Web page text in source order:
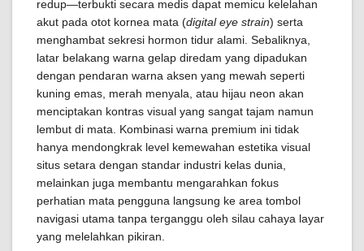
redup—terbukti secara medis dapat memicu kelelahan
akut pada otot kornea mata (digital eye strain) serta
menghambat sekresi hormon tidur alami. Sebaliknya,
latar belakang warna gelap diredam yang dipadukan
dengan pendaran warna aksen yang mewah seperti
kuning emas, merah menyala, atau hijau neon akan
menciptakan kontras visual yang sangat tajam namun
lembut di mata. Kombinasi warna premium ini tidak
hanya mendongkrak level kemewahan estetika visual
situs setara dengan standar industri kelas dunia,
melainkan juga membantu mengarahkan fokus
perhatian mata pengguna langsung ke area tombol
navigasi utama tanpa terganggu oleh silau cahaya layar
yang melelahkan pikiran.